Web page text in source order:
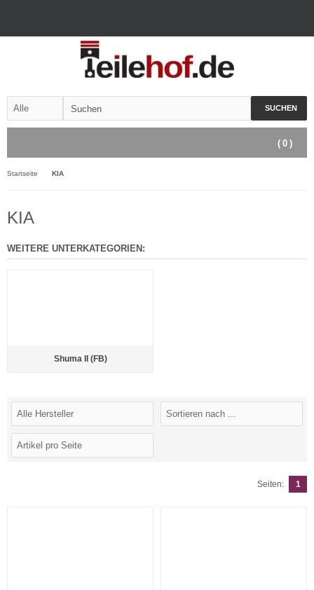
SUCHEN
( 0 )
Startseite KIA
KIA
WEITERE UNTERKATEGORIEN:
Shuma II (FB)
Seiten: 1